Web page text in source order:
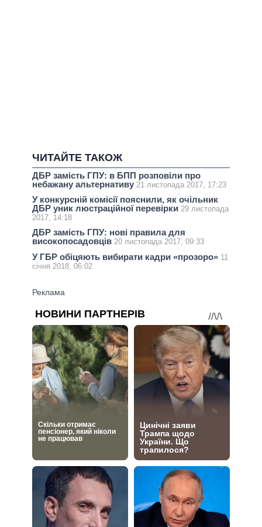
ЧИТАЙТЕ ТАКОЖ
ДБР замість ГПУ: в БПП розповіли про
небажану альтернативу 21 листопада 2017, 17:23
У конкурсній комісії пояснили, як очільник
ДБР уник люстраційної перевірки 29 листопада
2017, 14:18
ДБР замість ГПУ: нові правила для
високопосадовців 20 листопада 2017, 09:33
У ГБР обіцяють вибирати кадри «прозоро» 11
січня 2018, 06:02